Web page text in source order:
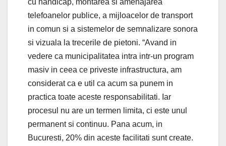
telefoanelor publice, a mijloacelor de transport
in comun si a sistemelor de semnalizare sonora
si vizuala la trecerile de pietoni. “Avand in
vedere ca municipalitatea intra intr-un program
masiv in ceea ce priveste infrastructura, am
considerat ca e util ca acum sa punem in
practica toate aceste responsabilitati. Iar
procesul nu are un termen limita, ci este unul
permanent si continuu. Pana acum, in
Bucuresti, 20% din aceste facilitati sunt create.